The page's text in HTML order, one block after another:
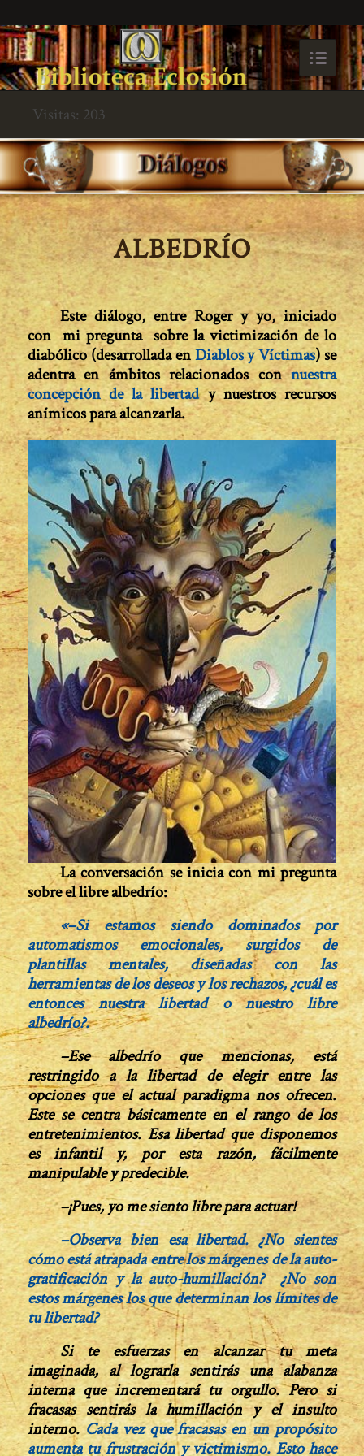
Visitas: 203
ALBEDRÍO
Este diálogo, entre Roger y yo, iniciado
con mi pregunta sobre la victimización de lo
diabólico (desarrollada enDiablos y Víctimas) se
adentra en ámbitos relacionados connuestra
concepción de la libertady nuestros recursos
anímicos para alcanzarla.
La conversación se inicia con mi pregunta
sobre el libre albedrío:
«–Si estamos siendo dominados por
automatismos emocionales, surgidos de
plantillas mentales, diseñadas con las
herramientas de los deseos y los rechazos, ¿cuál es
entonces nuestra libertad o nuestro libre
albedrío?.
–Ese albedrío que mencionas, está
restringido a la libertad de elegir entre las
opciones que el actual paradigma nos ofrecen.
Este se centra básicamente en el rango de los
entretenimientos. Esa libertad que disponemos
es infantil y, por esta razón, fácilmente
manipulable ypredecible.
–¡Pues, yo me siento libre para actuar!
–Observa bien esa libertad. ¿No sientes
cómo está atrapada entre los márgenes de la auto-
gratificación y la auto-humillación? ¿No son
estos márgenes los que determinan los límites de
tu libertad?
Si te esfuerzas en alcanzar tu meta
imaginada, al lograrla sentirás una alabanza
interna que incre­mentará tu orgullo. Pero si
fracasas sentirás la humillación yel insulto
interno.Cada vez que fracasas en un propósito
aumenta tu frustración y victimismo. Esto hace